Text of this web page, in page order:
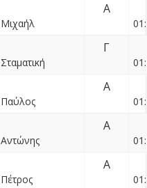
Μιχαήλ
Α
Σταματική
Γ
Παύλος
Α
Αντώνης
Α
Πέτρος
Α